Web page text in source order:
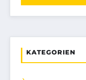
KATEGORIEN